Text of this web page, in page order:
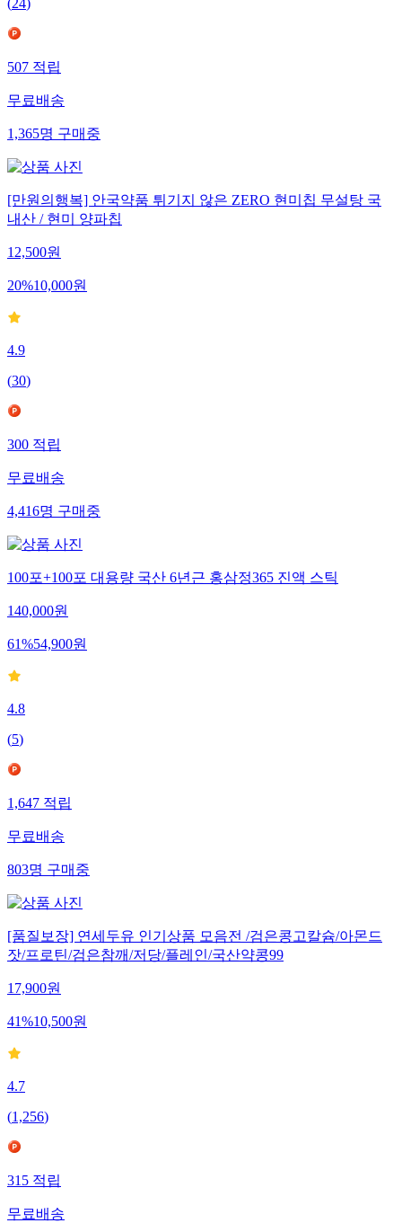
(24)
507적립
무료배송
1,365명구매중
[만원의행복] 안국약품 튀기지 않은 ZERO 현미칩 무설탕 국
내산 / 현미 양파칩
12,500원
20%10,000원
4.9
(30)
300적립
무료배송
4,416명구매중
100포+100포 대용량 국산 6년근 홍삼정365 진액 스틱
140,000원
61%54,900원
4.8
(5)
1,647적립
무료배송
803명구매중
[품질보장] 연세두유 인기상품 모음전 /검은콩고칼슘/아몬드
잣/프로틴/검은참깨/저당/플레인/국산약콩99
17,900원
41%10,500원
4.7
(1,256)
315적립
무료배송